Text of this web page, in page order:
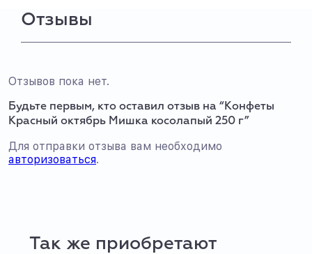
Отзывы
Отзывов пока нет.
Будьте первым, кто оставил отзыв на “Конфеты
Красный октябрь Мишка косолапый 250 г”
Для отправки отзыва вам необходимо
авторизоваться.
Так же приобретают